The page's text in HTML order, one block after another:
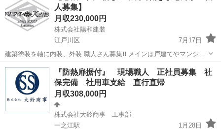
人募集】
月収230,000円
株式会社陽和建装
江戸川区
7月17日
建築塗装を軸に内装、外装 職人さん募集❗️❗️ メインは戸建てやマンショ
ンの塗装工事を主に、 下地やシールはもちろん 屋根板金やクロスや
CF,大工などなど 色々やっています❗️ 体制一新のため 塗装施工だけに
限らず長期的に...
東京 江戸川区 その他 未経験
『防熱扉据付』 現場職人 正社員募集 社
保完備 社用車支給 直行直帰
月収308,000円
株式会社大鈴商事 工事部
一之江駅
1月28日